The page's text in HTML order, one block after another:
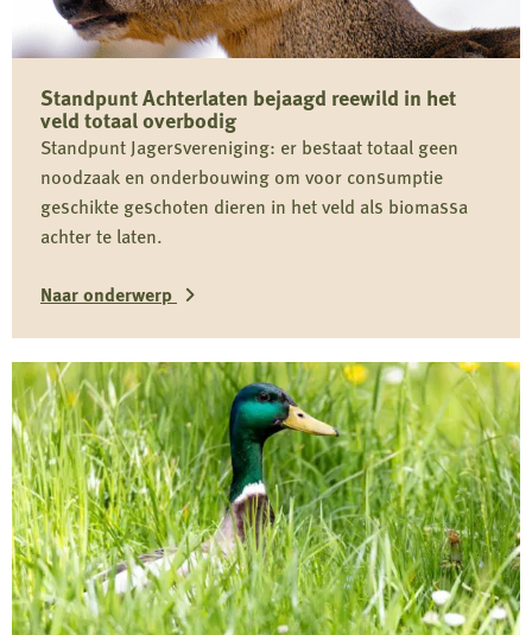
Standpunt Achterlaten bejaagd reewild in het
veld totaal overbodig
Standpunt Jagersvereniging: er bestaat totaal geen
noodzaak en onderbouwing om voor consumptie
geschikte geschoten dieren in het veld als biomassa
achter te laten.
Naar onderwerp
meer
over
Standpunt
Achterlaten
bejaagd
reewild
in
het